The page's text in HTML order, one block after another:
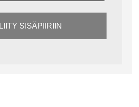
LIITY SISÄPIIRIIN